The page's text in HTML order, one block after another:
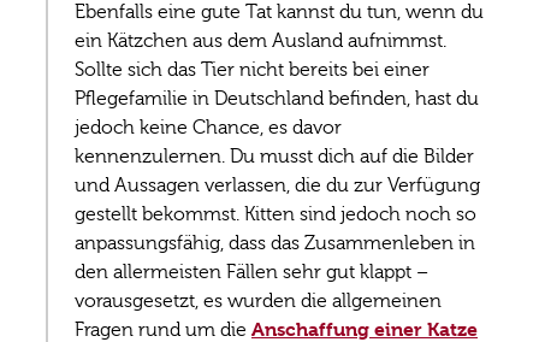
Ebenfalls eine gute Tat kannst du tun, wenn du
ein Kätzchen aus dem Ausland aufnimmst.
Sollte sich das Tier nicht bereits bei einer
Pflegefamilie in Deutschland befinden, hast du
jedoch keine Chance, es davor
kennenzulernen. Du musst dich auf die Bilder
und Aussagen verlassen, die du zur Verfügung
gestellt bekommst. Kitten sind jedoch noch so
anpassungsfähig, dass das Zusammenleben in
den allermeisten Fällen sehr gut klappt –
vorausgesetzt, es wurden die allgemeinen
Fragen rund um die Anschaffung einer Katze